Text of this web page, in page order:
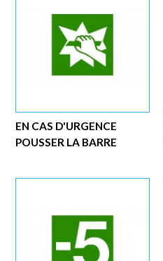
EN CAS D'URGENCE
POUSSER LA BARRE